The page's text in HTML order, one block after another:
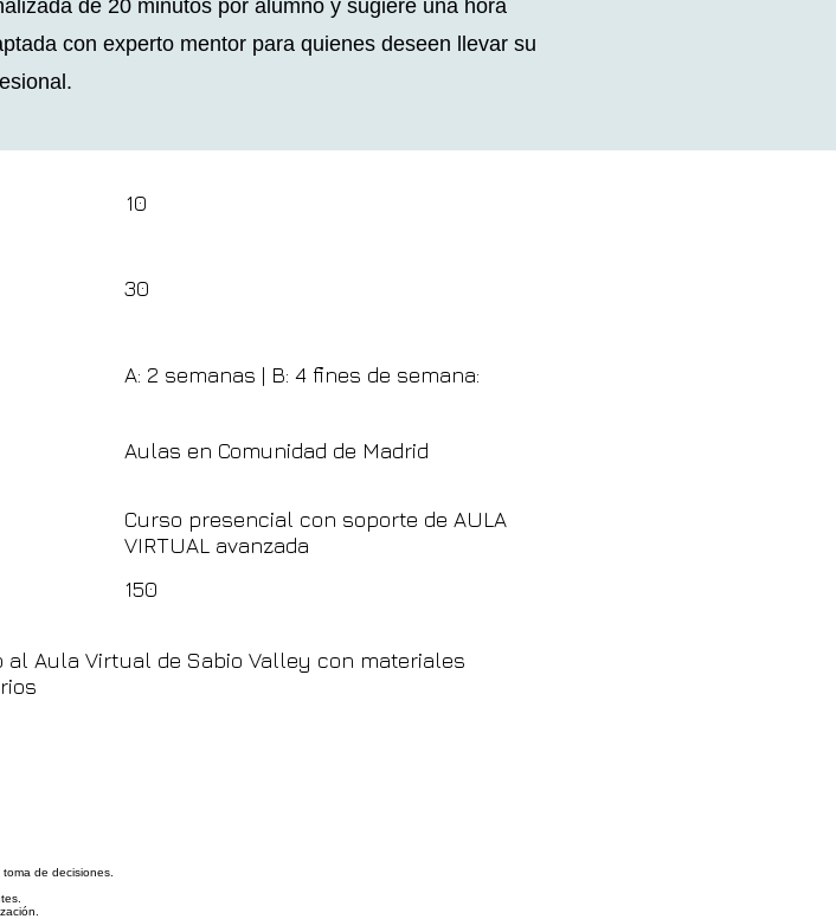
de 20 minutos por alumno y sugiere una hora
con experto mentor para quienes deseen llevar su
10
30
A: 2 semanas | B: 4 fines de semana:
Aulas en Comunidad de Madrid
Curso presencial con soporte de AULA
VIRTUAL avanzada
150
Aula Virtual de Sabio Valley con materiales
de decisiones.